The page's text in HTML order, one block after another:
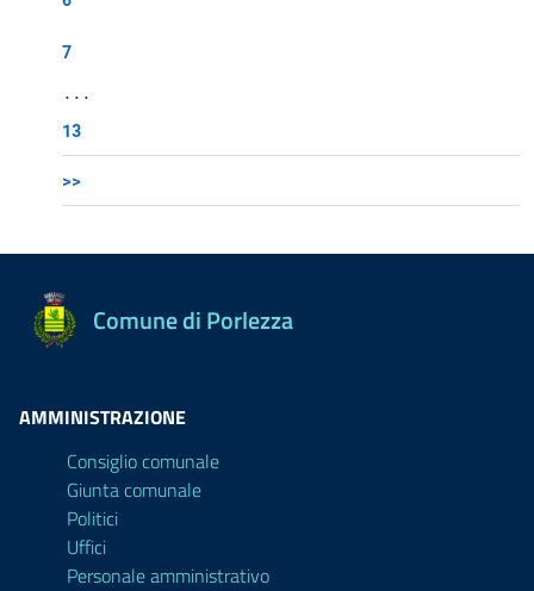
7
...
13
>>
Comune di Porlezza
AMMINISTRAZIONE
Consiglio comunale
Giunta comunale
Politici
Uffici
Personale amministrativo